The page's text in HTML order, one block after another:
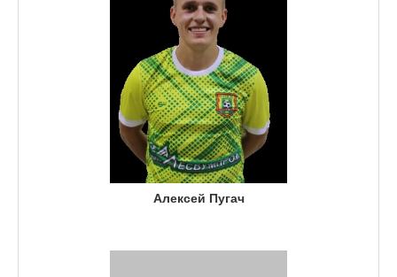
Алексей Пугач